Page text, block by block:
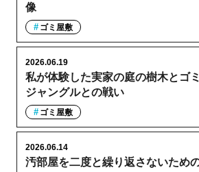
像
ゴミ屋敷
私が体験した実家の庭の樹木とゴ
ジャングルとの戦い
2026.06.19
ゴミ屋敷
汚部屋を二度と繰り返さないため
2026.06.14